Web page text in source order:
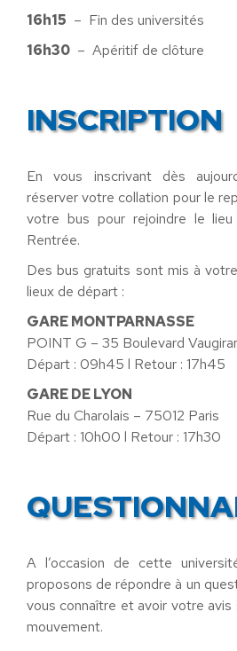
16h15 – Fin des universités
16h30 – Apéritif de clôture
INSCRIPTION
En vous inscrivant dès
réserver votre collation pour le
votre bus pour rejoindre le
Rentrée.
Des bus gratuits sont mis à
lieux de départ :
GARE MONTPARNASSE
POINT G – 35 Boulevard
Départ : 09h45 l Retour : 17h45
GARE DE LYON
Rue du Charolais – 75012 Paris
Départ : 10h00 l Retour : 17h30
A l’occasion de cette
proposons de répondre à un
vous connaître et avoir votre avis
mouvement.